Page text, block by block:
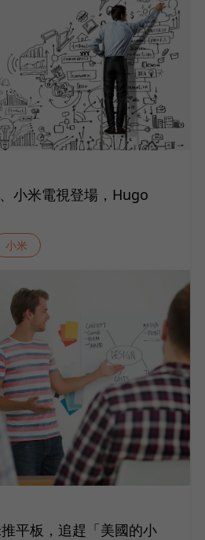
小米電視登場，Hugo
小米
平板，追趕「美國的小